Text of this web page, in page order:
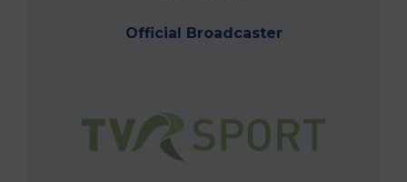
Official Broadcaster